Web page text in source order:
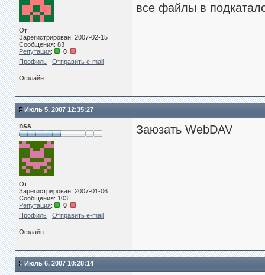
От:
Зарегистрирован: 2007-02-15
Сообщения: 83
Репутация:
0
Профиль
Отправить e-mail
все файлы в
Офлайн
Июль 5, 2007 12:35:27
nss
От:
Зарегистрирован: 2007-01-06
Сообщения: 103
Репутация:
0
Профиль
Отправить e-mail
Заюзать WebDAV
Офлайн
Июль 6, 2007 10:28:14